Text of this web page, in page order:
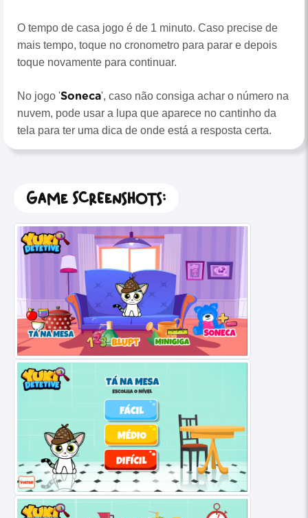
O tempo de casa jogo é de 1 minuto. Caso precise de
mais tempo, toque no cronometro para parar e depois
toque novamente para continuar.
No jogo 'Soneca', caso não consiga achar o número na
nuvem, pode usar a lupa que aparece no cantinho da
tela para ter uma dica de onde está a resposta certa.
Game Screenshots: